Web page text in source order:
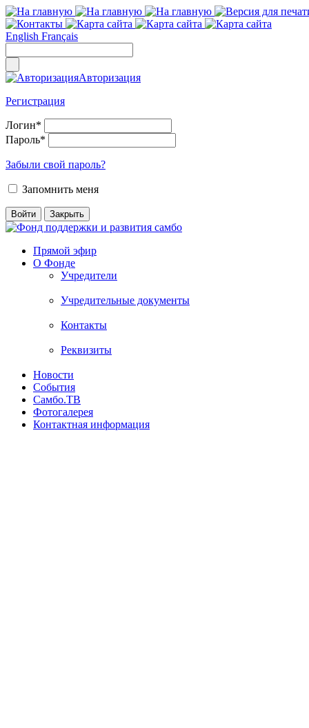
English Français
Авторизация
Регистрация
Логин*
Пароль*
Забыли свой пароль?
Запомнить меня
Прямой эфир
О Фонде
Учредители
Учредительные документы
Контакты
Реквизиты
Новости
События
Самбо.ТВ
Фотогалерея
Контактная информация